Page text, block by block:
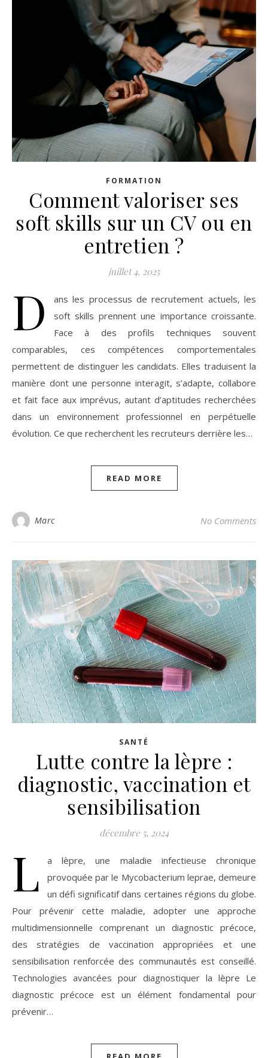
FORMATION
Comment valoriser ses
soft skills sur un CV ou en
entretien ?
juillet 4, 2025
D
ans les processus de recrutement actuels, les
soft skills prennent une importance croissante.
Face à des profils techniques souvent
comparables, ces compétences comportementales
permettent de distinguer les candidats. Elles traduisent la
manière dont une personne interagit, s’adapte, collabore
et fait face aux imprévus, autant d’aptitudes recherchées
dans un environnement professionnel en perpétuelle
évolution. Ce que recherchent les recruteurs derrière les…
READ MORE
Marc No Comments
SANTÉ
Lutte contre la lèpre :
diagnostic, vaccination et
sensibilisation
décembre 5, 2024
L
a lèpre, une maladie infectieuse chronique
provoquée par le Mycobacterium leprae, demeure
un défi significatif dans certaines régions du globe.
Pour prévenir cette maladie, adopter une approche
multidimensionnelle comprenant un diagnostic précoce,
des stratégies de vaccination appropriées et une
sensibilisation renforcée des communautés est conseillé.
Technologies avancées pour diagnostiquer la lèpre Le
diagnostic précoce est un élément fondamental pour
prévenir…